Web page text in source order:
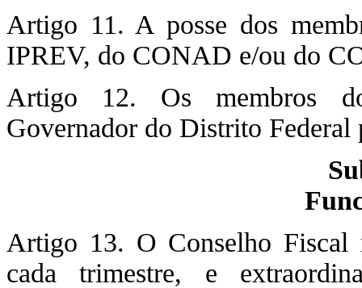
Artigo 11. A posse dos
IPREV, do CONAD e/ou do
Artigo 12. Os membros
Governador do Distrito Federal
Artigo 13. O Conselho Fiscal
cada trimestre, e